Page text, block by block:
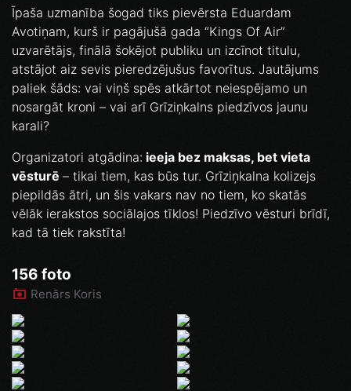
Īpaša uzmanība šogad tiks pievērsta Eduardam
Avotiņam, kurš ir pagājušā gada “Kings Of Air”
uzvarētājs, finālā šokējot publiku un izcīnot titulu,
atstājot aiz sevis pieredzējušus favorītus. Jautājums
paliek šāds: vai viņš spēs atkārtot neiespējamo un
nosargāt kroni – vai arī Grīziņkalns piedzīvos jaunu
karali?
Organizatori atgādina: ieeja bez maksas, bet vieta
vēsturē – tikai tiem, kas būs tur. Grīziņkalna kolizejs
piepildās ātri, un šis vakars nav no tiem, ko skatās
vēlāk ierakstos sociālajos tīklos! Piedzīvo vēsturi brīdī,
kad tā tiek rakstīta!
156 foto
Renārs Koris